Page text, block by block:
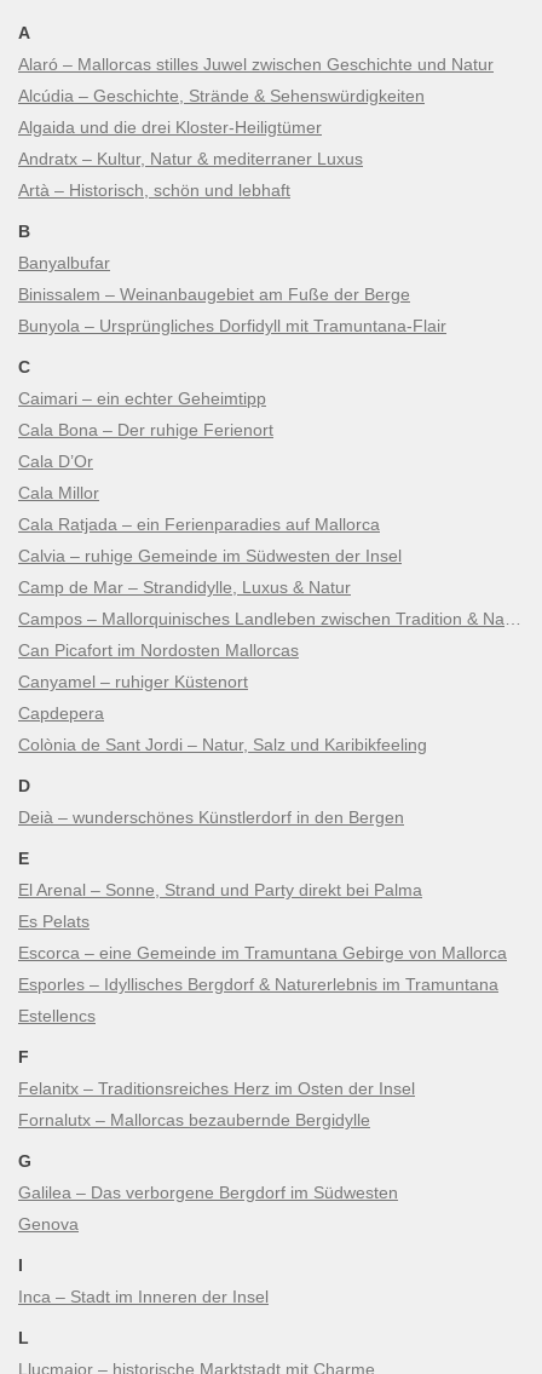
A
Alaró – Mallorcas stilles Juwel zwischen Geschichte und Natur
Alcúdia – Geschichte, Strände & Sehenswürdigkeiten
Algaida und die drei Kloster-Heiligtümer
Andratx – Kultur, Natur & mediterraner Luxus
Artà – Historisch, schön und lebhaft
B
Banyalbufar
Binissalem – Weinanbaugebiet am Fuße der Berge
Bunyola – Ursprüngliches Dorfidyll mit Tramuntana-Flair
C
Caimari – ein echter Geheimtipp
Cala Bona – Der ruhige Ferienort
Cala D’Or
Cala Millor
Cala Ratjada – ein Ferienparadies auf Mallorca
Calvia – ruhige Gemeinde im Südwesten der Insel
Camp de Mar – Strandidylle, Luxus & Natur
Can Picafort im Nordosten Mallorcas
Canyamel – ruhiger Küstenort
Capdepera
Colònia de Sant Jordi – Natur, Salz und Karibikfeeling
D
Deià – wunderschönes Künstlerdorf in den Bergen
E
El Arenal – Sonne, Strand und Party direkt bei Palma
Es Pelats
Escorca – eine Gemeinde im Tramuntana Gebirge von Mallorca
Esporles – Idyllisches Bergdorf & Naturerlebnis im Tramuntana
Estellencs
F
Felanitx – Traditionsreiches Herz im Osten der Insel
Fornalutx – Mallorcas bezaubernde Bergidylle
G
Galilea – Das verborgene Bergdorf im Südwesten
Genova
I
Inca – Stadt im Inneren der Insel
L
Llucmajor – historische Marktstadt mit Charme